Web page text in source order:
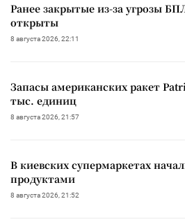
Ранее закрытые из-за угрозы
открыты
8 августа 2026, 22:11
Запасы американских ракет
тыс. единиц
8 августа 2026, 21:57
В киевских супермаркетах
продуктами
8 августа 2026, 21:52